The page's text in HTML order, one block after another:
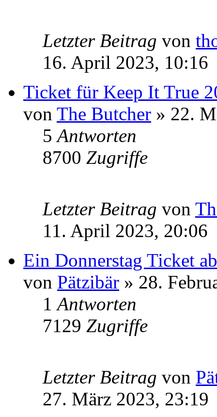
Letzter Beitrag von
16. April 2023, 10:16
Ticket für Keep It True
von The Butcher » 22.
5Antworten
8700 Zugriffe
Letzter Beitrag von
11. April 2023, 20:06
Ein Donnerstag Ticket
von Pätzibär » 28.
1Antworten
7129 Zugriffe
Letzter Beitrag von
27. März 2023, 23:19